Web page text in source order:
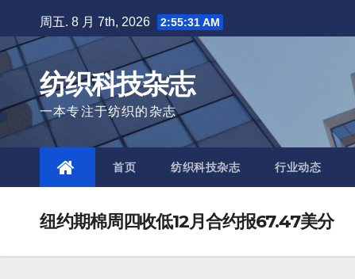
to
content
周五. 8 月 7th, 2026 2:55:31 AM
纺织科技杂志
一本专注于纺织的杂志
首页 纺织科技杂志 行业动态
纽约期棉周四收低12月合约报67.47美分